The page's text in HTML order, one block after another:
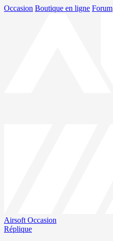
Occasion Boutique en ligne Forum
Airsoft Occasion
Réplique